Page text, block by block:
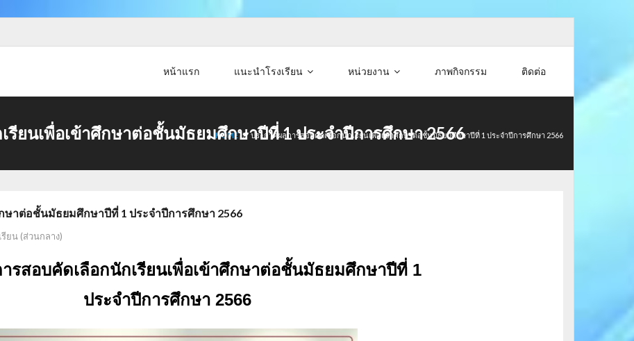
หน้าแรก
แนะนำโรงเรียน หน่วยงาน ภาพกิจกรรม ติดต่อ
HOME / ประกาศผลการสอบคัดเลือกนักเรียนเพื่อเข้าศึกษาต่อชั้นมัธยมศึกษาปีที่ 1 ประจำปีการศึกษา 2566
รียนเพื่อเข้าศึกษาต่อชั้นมัธยมศึกษาปีที่ 1 ประจำปีการศึกษา 2566
ษาต่อชั้นมัธยมศึกษาปีที่ 1 ประจำปีการศึกษา 2566
ยน (ส่วนกลาง)
รสอบคัดเลือกนักเรียนเพื่อเข้าศึกษาต่อชั้นมัธยมศึกษาปีที่ 1
ประจำปีการศึกษา 2566